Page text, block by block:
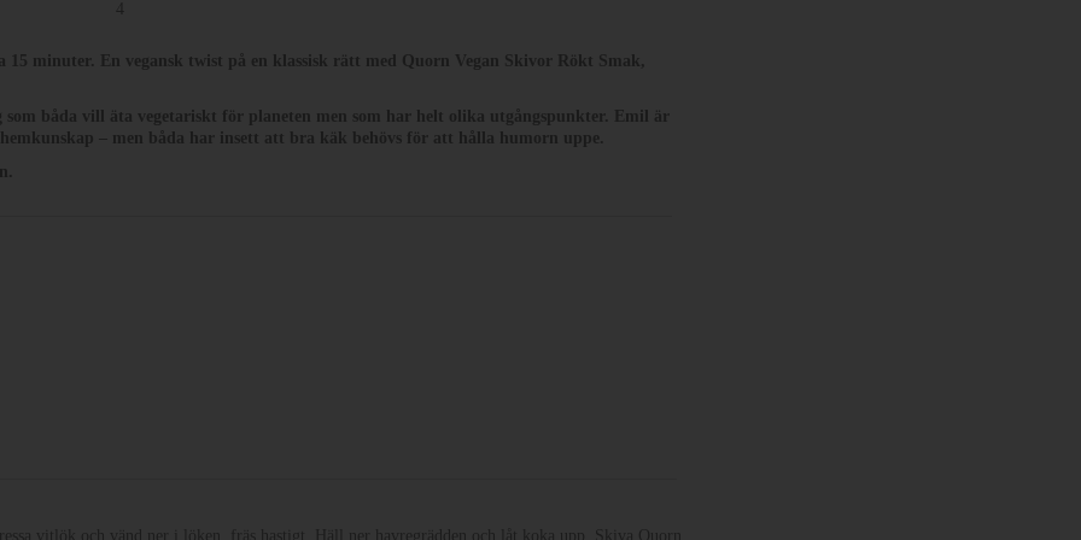
4
minuter. En vegansk twist på en klassisk rätt med Quorn Vegan Skivor Rökt Smak,
båda vill äta vegetariskt för planeten men som har helt olika utgångspunkter. Emil är
– men båda har insett att bra käk behövs för att hålla humorn uppe.
vitlök och vänd ner i löken, fräs hastigt. Häll ner havregrädden och låt koka upp. Skiva Quorn